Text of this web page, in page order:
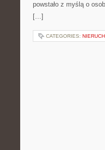
powstało z myślą o
[…]
CATEGORIES: